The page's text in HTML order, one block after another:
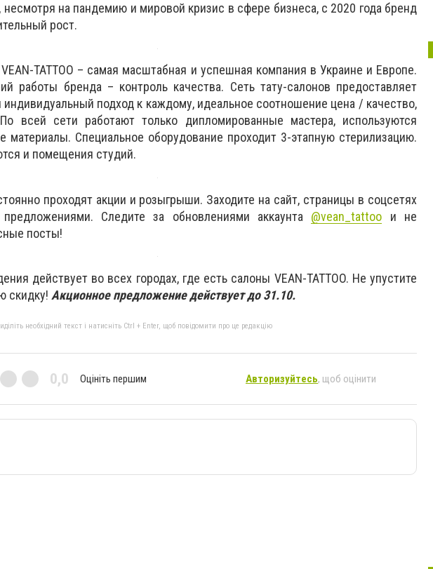
на пандемию и мировой кризис в сфере бизнеса, с 2020 года бренд
рост.
TATTOO – самая масштабная и успешная компания в Украине и Европе.
работы бренда – контроль качества. Сеть тату-салонов предоставляет
подход к каждому, идеальное соотношение цена / качество,
всей сети работают только дипломированные мастера, используются
материалы. Специальное оборудование проходит 3-этапную стерилизацию.
и помещения студий.
проходят акции и розыгрыши. Заходите на сайт, страницы в соцсетях
предложениями. Следите за обновлениями аккаунта @vean_tattoo и не
посты!
действует во всех городах, где есть салоны VEAN-TATTOO. Не упустите
скидку! Акционное предложение действует до 31.10.
необхідний текст і натисніть Ctrl + Enter, щоб повідомити про це редакцію
0,0 Оцініть першим Авторизуйтесь, щоб оцінити